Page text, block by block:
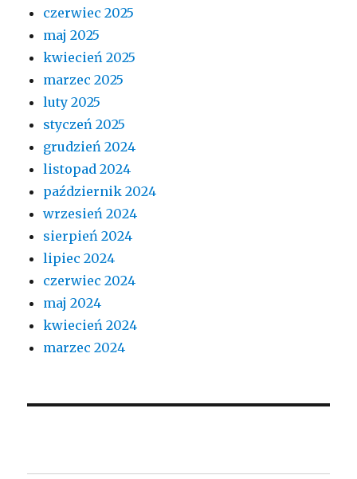
czerwiec 2025
maj 2025
kwiecień 2025
marzec 2025
luty 2025
styczeń 2025
grudzień 2024
listopad 2024
październik 2024
wrzesień 2024
sierpień 2024
lipiec 2024
czerwiec 2024
maj 2024
kwiecień 2024
marzec 2024